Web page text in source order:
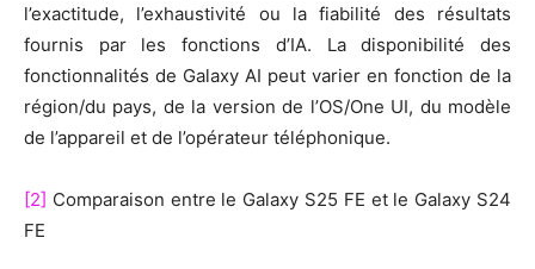
l’exactitude, l’exhaustivité ou la fiabilité des résultats
fournis par les fonctions d’IA. La disponibilité des
fonctionnalités de Galaxy AI peut varier en fonction de la
région/du pays, de la version de l’OS/One UI, du modèle
de l’appareil et de l’opérateur téléphonique.
[2] Comparaison entre le Galaxy S25 FE et le Galaxy S24
FE